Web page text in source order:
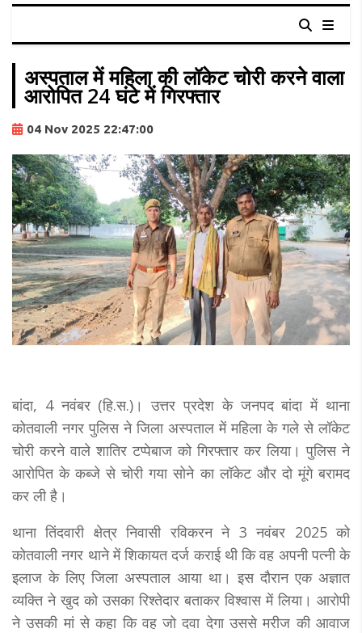
अस्पताल में महिला की लॉकेट चोरी करने वाला
आरोपित 24 घंटे में गिरफ्तार
04 Nov 2025 22:47:00
बांदा, 4 नवंबर (हि.स.)। उत्तर प्रदेश के जनपद बांदा में थाना
कोतवाली नगर पुलिस ने जिला अस्पताल में महिला के गले से लॉकेट
चोरी करने वाले शातिर टप्पेबाज को गिरफ्तार कर लिया। पुलिस ने
आरोपित के कब्जे से चोरी गया सोने का लॉकेट और दो मूंगे बरामद
कर ली है।
थाना तिंदवारी क्षेत्र निवासी रविकरन ने 3 नवंबर 2025 को
कोतवाली नगर थाने में शिकायत दर्ज कराई थी कि वह अपनी पत्नी के
इलाज के लिए जिला अस्पताल आया था। इस दौरान एक अज्ञात
व्यक्ति ने खुद को उसका रिश्तेदार बताकर विश्वास में लिया। आरोपी
ने उसकी मां से कहा कि वह जो दवा देगा उससे मरीज की आवाज